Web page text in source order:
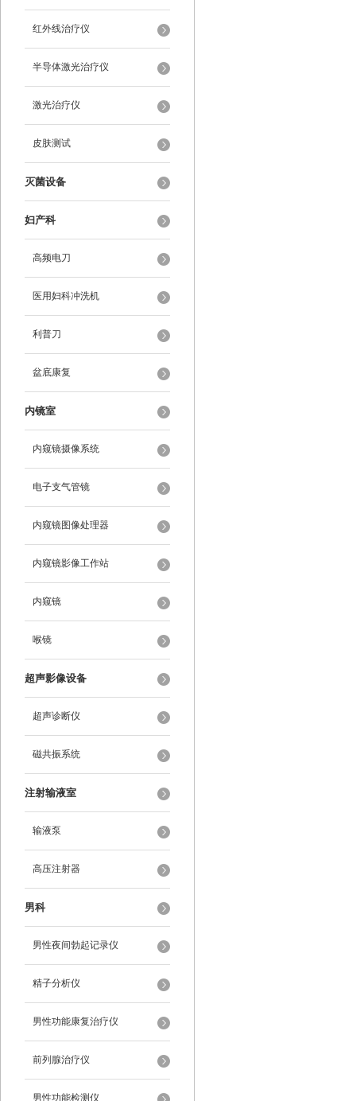
红外线治疗仪
半导体激光治疗仪
激光治疗仪
皮肤测试
灭菌设备
妇产科
高频电刀
医用妇科冲洗机
利普刀
盆底康复
内镜室
内窥镜摄像系统
电子支气管镜
内窥镜图像处理器
内窥镜影像工作站
内窥镜
喉镜
超声影像设备
超声诊断仪
磁共振系统
注射输液室
输液泵
高压注射器
男科
男性夜间勃起记录仪
精子分析仪
男性功能康复治疗仪
前列腺治疗仪
男性功能检测仪